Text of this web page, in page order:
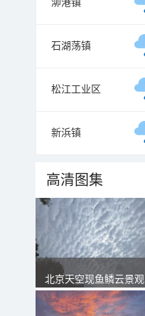
泖港镇
石湖荡镇
松江工业区
新浜镇
高清图集
北京天空现鱼鳞云景观